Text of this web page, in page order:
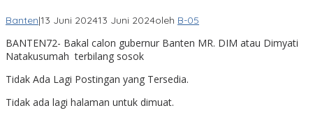
Banten|13 Juni 202413 Juni 2024oleh B-05
BANTEN72- Bakal calon gubernur Banten MR. DIM atau Dimyati
Natakusumah terbilang sosok
Tidak Ada Lagi Postingan yang Tersedia.
Tidak ada lagi halaman untuk dimuat.